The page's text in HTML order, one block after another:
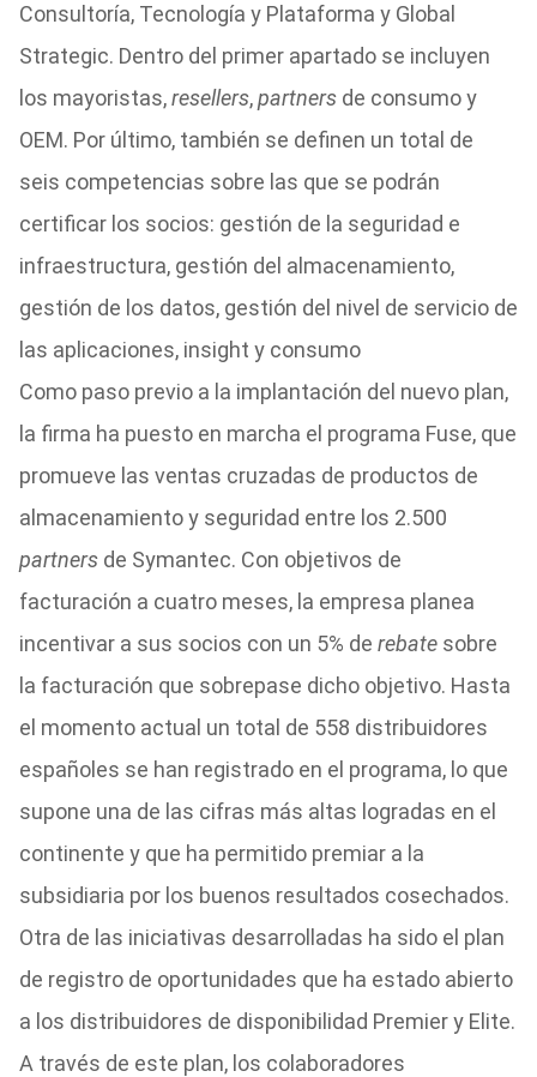
Consultoría, Tecnología y Plataforma y Global
Strategic. Dentro del primer apartado se incluyen
los mayoristas,resellers,partnersde consumo y
OEM. Por último, también se definen un total de
seis competencias sobre las que se podrán
certificar los socios: gestión de la seguridad e
infraestructura, gestión del almacenamiento,
gestión de los datos, gestión del nivel de servicio de
las aplicaciones, insight y consumo
Como paso previo a la implantación del nuevo plan,
la firma ha puesto en marcha el programa Fuse, que
promueve las ventas cruzadas de productos de
almacenamiento y seguridad entre los 2.500
partnersde Symantec. Con objetivos de
facturación a cuatro meses, la empresa planea
incentivar a sus socios con un 5% de rebatesobre
la facturación que sobrepase dicho objetivo. Hasta
el momento actual un total de 558 distribuidores
españoles se han registrado en el programa, lo que
supone una de las cifras más altas logradas en el
continente y que ha permitido premiar a la
subsidiaria por los buenos resultados cosechados.
Otra de las iniciativas desarrolladas ha sido el plan
de registro de oportunidades que ha estado abierto
a los distribuidores de disponibilidad Premier y Elite.
A través de este plan, los colaboradores